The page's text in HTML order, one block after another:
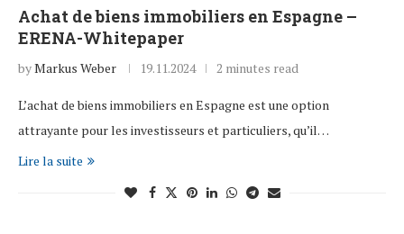
Achat de biens immobiliers en Espagne –
ERENA-Whitepaper
byMarkus Weber 19.11.2024 2 minutes read
L’achat de biens immobiliers en Espagne est une option
attrayante pour les investisseurs et particuliers, qu’il…
Lire la suite